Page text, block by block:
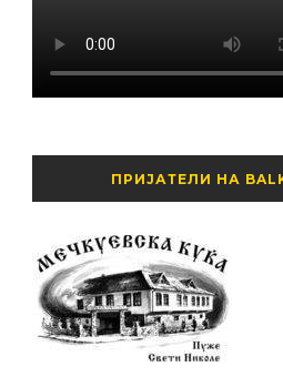
ПРИЈАТЕЛИ НА